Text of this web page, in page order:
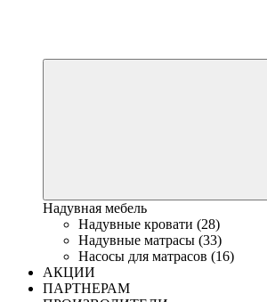
Надувная мебель
Надувные кровати (28)
Надувные матрасы (33)
Насосы для матрасов (16)
АКЦИИ
ПАРТНЕРАМ